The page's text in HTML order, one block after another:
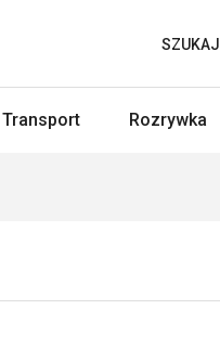
SZUKAJ
Transport Rozrywka